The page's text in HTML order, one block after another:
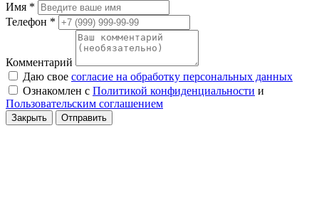
Имя *
Телефон *
Комментарий
Даю свое согласие на обработку персональных данных
Ознакомлен с Политикой конфиденциальности и
Пользовательским соглашением
Закрыть Отправить